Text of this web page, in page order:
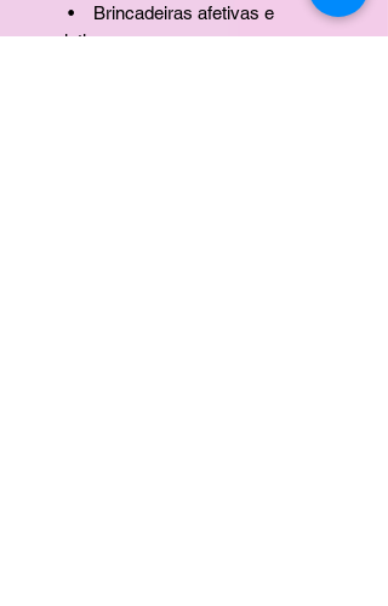
• Brincadeiras afetivas e
criativas